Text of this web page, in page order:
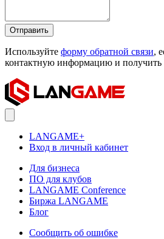
Отправить
Используйте форму обратной связи,
контактную информацию и получить
LANGAME+
Вход в личный кабинет
Для бизнеса
ПО для клубов
LANGAME Conference
Биржа LANGAME
Блог
Сообщить об ошибке